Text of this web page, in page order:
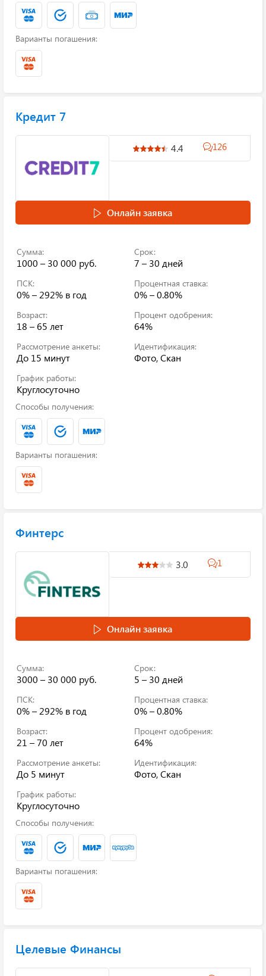
Варианты погашения:
Кредит 7
4.4 126
Онлайн заявка
Сумма:
1000 – 30 000 руб.
Срок:
7 – 30 дней
ПСК:
0% – 292% в год
Процентная ставка:
0% – 0.80%
Возраст:
18 – 65 лет
Процент одобрения:
64%
Рассмотрение анкеты:
До 15 минут
Идентификация:
Фото, Скан
График работы:
Круглосуточно
Способы получения:
Варианты погашения:
Финтерс
3.0 1
Онлайн заявка
Сумма:
3000 – 30 000 руб.
Срок:
5 – 30 дней
ПСК:
0% – 292% в год
Процентная ставка:
0% – 0.80%
Возраст:
21 – 70 лет
Процент одобрения:
64%
Рассмотрение анкеты:
До 5 минут
Идентификация:
Фото, Скан
График работы:
Круглосуточно
Способы получения:
Варианты погашения:
Целевые Финансы